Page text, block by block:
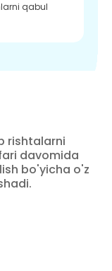
qabul
rishtalarni
davomida
bo'yicha o'z